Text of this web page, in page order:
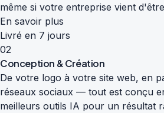
même si votre entreprise vient
En savoir plus
Livré en 7 jours
02
Conception & Création
De votre logo à votre site web, en
réseaux sociaux — tout est conçu
meilleurs outils IA pour un résultat